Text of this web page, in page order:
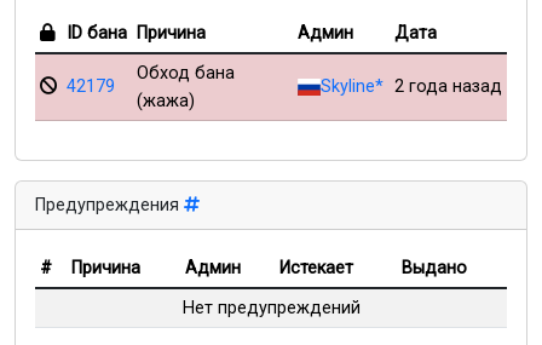
ID бана Причина Админ Дата
42179
Обход бана
(жажа)
Skyline* 2 года назад
Предупреждения
# Причина Админ Истекает
Выдано
Нет предупреждений